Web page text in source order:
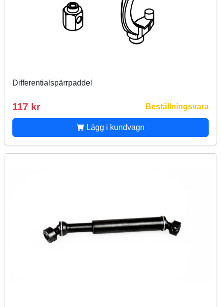
Differentialspärrpaddel
117 kr Beställningsvara
Lägg i kundvagn